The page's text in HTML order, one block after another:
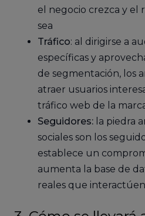
el negocio crezca y el
sea
Tráfico: al dirigirse a
específicas y
de segmentación, los
atraer usuarios
tráfico web de la
Seguidores: la piedra
sociales son los
establece un
aumenta la base de
reales que